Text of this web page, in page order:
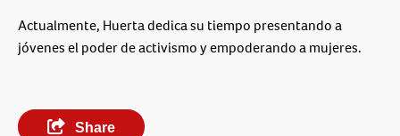
Actualmente, Huerta dedica su tiempo presentando a
jóvenes el poder de activismo y empoderando a mujeres.
Share